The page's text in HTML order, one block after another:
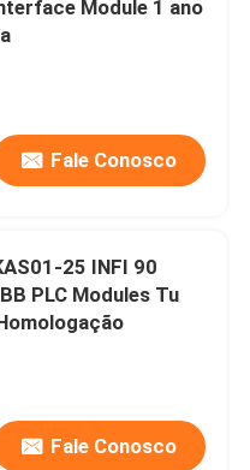
B&R
Module 1 ano
Fale Conosco
25 INFI 90
PLC Modules Tu
Fale Conosco